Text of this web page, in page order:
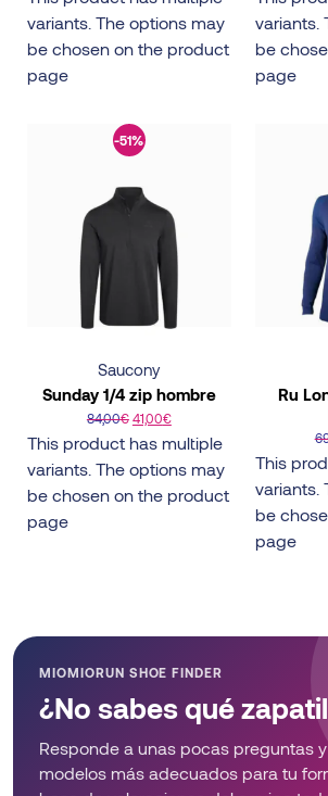
variants. The options may
be chosen on the product
page
variants.
be
page
-51%
Saucony
Sunday 1/4 zip hombre
84,00€ 41,00€
This product has multiple
variants. The options may
be chosen on the product
page
Ru
This
variants.
be
page
MIOMIORUN SHOE FINDER
¿No sabes qué
Responde a unas pocas preguntas
modelos más adecuados para tu